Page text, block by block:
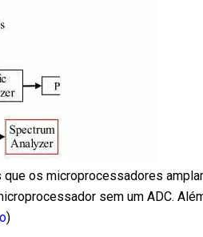
os microprocessadores
sem um ADC.
)